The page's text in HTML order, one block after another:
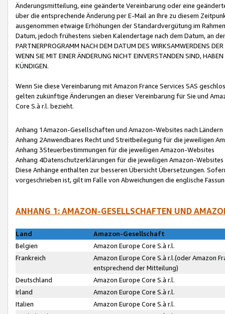
Änderungsmitteilung, eine geänderte Vereinbarung oder eine
über die entsprechende Änderung per E-Mail an Ihre zu diesem
ausgenommen etwaige Erhöhungen der Standardvergütung im
Datum, jedoch frühestens sieben Kalendertage nach dem Datum, an
PARTNERPROGRAMM NACH DEM DATUM DES WIRKSAMWERDENS
WENN SIE MIT EINER ÄNDERUNG NICHT EINVERSTANDEN SIND,
KÜNDIGEN.
Wenn Sie diese Vereinbarung mit Amazon France Services SAS
gelten zukünftige Änderungen an dieser Vereinbarung für Sie und
Core S.à r.l. bezieht.
Anhang 1Amazon-Gesellschaften und Amazon-Websites nach Ländern
Anhang 2Anwendbares Recht und Streitbeilegung für die jeweiligen
Anhang 3Steuerbestimmungen für die jeweiligen Amazon-Websites
Anhang 4Datenschutzerklärungen für die jeweiligen Amazon-Websites
Diese Anhänge enthalten zur besseren Übersicht Übersetzungen.
vorgeschrieben ist, gilt im Falle von Abweichungen die englische
ANHANG 1: AMAZON-GESELLSCHAFTEN UND
Land
Amazon-Gesellschaft
Belgien
Amazon Europe Core S.à r.l.
Frankreich
Amazon Europe Core S.à r.l.(oder Amazon
entsprechend der Mitteilung)
Deutschland
Amazon Europe Core S.à r.l.
Irland
Amazon Europe Core S.à r.l.
Italien
Amazon Europe Core S.à r.l.